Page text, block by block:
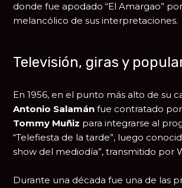
donde fue apodado “El Amargao”
melancólico de sus interpretaciones.
Televisión, giras y
En 1956, en el punto más alto de su
Antonio Salamán fue contratado
Tommy Muñiz para integrarse al
“Telefiesta de la tarde”, luego
show del mediodía”, transmitido por
Durante una década fue una de las